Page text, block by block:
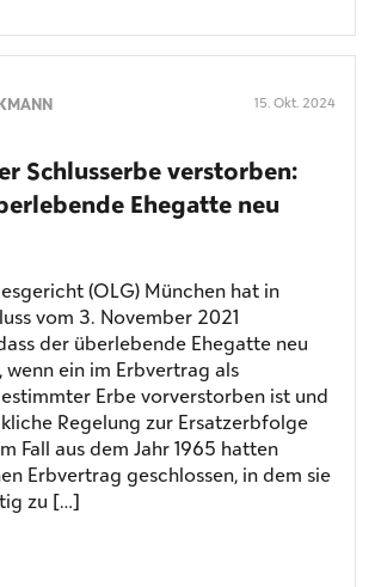
15. Okt. 2024
Schlusserbe verstorben:
Ehegatte neu
(OLG) München hat in
vom 3. November 2021
der überlebende Ehegatte neu
ein im Erbvertrag als
Erbe vorverstorben ist und
Regelung zur Ersatzerbfolge
Fall aus dem Jahr 1965 hatten
Erbvertrag geschlossen, in dem sie
zu […]